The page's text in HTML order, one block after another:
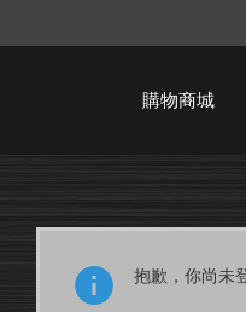
購物商城
抱歉，你尚未